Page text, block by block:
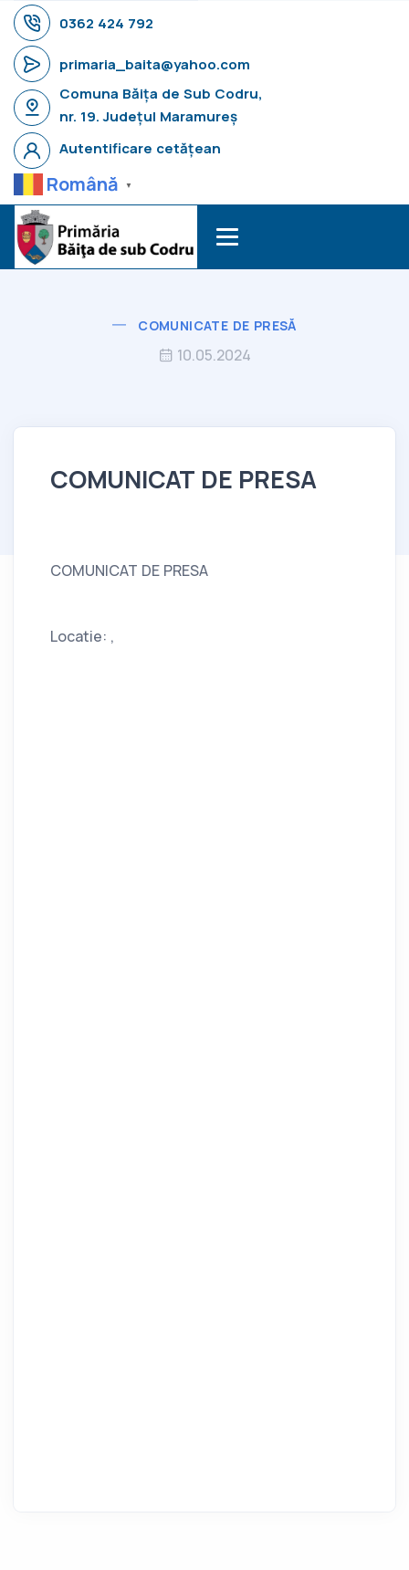
0362 424 792
primaria_baita@yahoo.com
Comuna Băița de Sub Codru,
nr. 19. Județul Maramureș
Autentificare cetățean
Română ▼
COMUNICATE DE PRESĂ
10.05.2024
COMUNICAT DE PRESA
COMUNICAT DE PRESA
Locatie: ,